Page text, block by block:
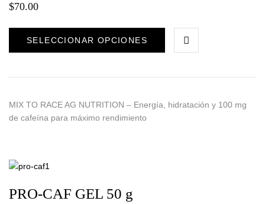
$70.00
SELECCIONAR OPCIONES
MIX TO RACE AG NUTRITION – Energía, hidratación y 100 mg
de cafeína para máximo rendimiento
PRO-CAF GEL 50 g